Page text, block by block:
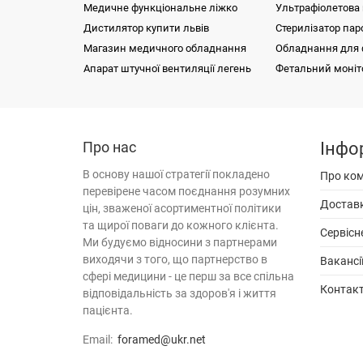
Медичне функціональне ліжко
Дистилятор купити львів
Магазин медичного обладнання
Апарат штучної вентиляції легень
Стерилізатор
Обладнання для
Фетальний
Лабораторна діагностика
Медичні меблі
Неонатологія
Офтальмологія
Оториноларингологія
Реанімація | Інтенсивна терапія
Рентгенологія | Томографія
Реабілітаційне обладнання
Хірургічне
Наркозно-
Лабораторне
Аналізатор
Біохімічні
Медичні
Гінекологічне
Крісло
Кушетки
Кювез
Апарати ШВЛ
Діоптриметр
Аудіометр
Обладнання
Дефібрилятор
Магнітно
Ангіограф
Дезінфікуючі
Система холтерівського моніторування
«ECGpro S12»
Біохімічний аналізатор HTI BioChem SA
Візок для перевезення балонів ТДБ-2
Мамографи
Апарат для місцевої дарсонвалізації
Корона-С стаціонарний
Щілинна лампа Huvitz HS-7000
Система
Реограф
Про нас
В основу нашоїстратегії покладено
перевіренечасом поєднання розумних
цін, зваженоїасортиментної політики
та щирої поваги до кожного клієнта.
Ми будуємо відносини з партнерами
виходячи зтого, що партнерство в
сфері медицини - це перш за всеспільна
відповідальність за здоров'я іжиття
пацієнта.
Email: foramed@ukr.net
Про
Вакансії